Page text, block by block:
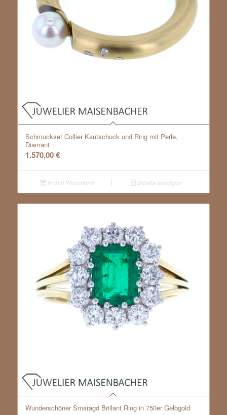
Schmuckset Collier Kautschuck und Ring mit Perle,
Diamant
1.570,00€
In den Warenkorb Details anzeigen
Wunderschöner Smaragd Brillant Ring in 750er Gelbgold